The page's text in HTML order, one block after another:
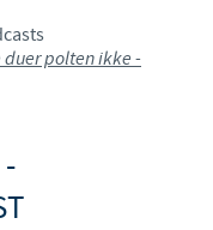
polten ikke -